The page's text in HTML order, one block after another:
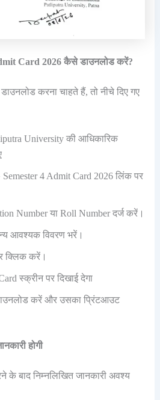
Card 2026 कैसे डाउनलोड करें?
करना चाहते हैं, तो नीचे दिए गए
University की आधिकारिक
4 Admit Card 2026 लिंक पर
Number या Roll Number दर्ज करें।
आवश्यक विवरण भरें।
क्लिक करें।
स्क्रीन पर दिखाई देगा
करें और उसका प्रिंटआउट
होगी
के बाद निम्नलिखित जानकारी अवश्य